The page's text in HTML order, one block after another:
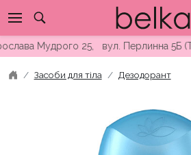
to
contentМудрого 25, вул. Перлинна 5Б (ТЦ
Засоби для тіла Дезодорант